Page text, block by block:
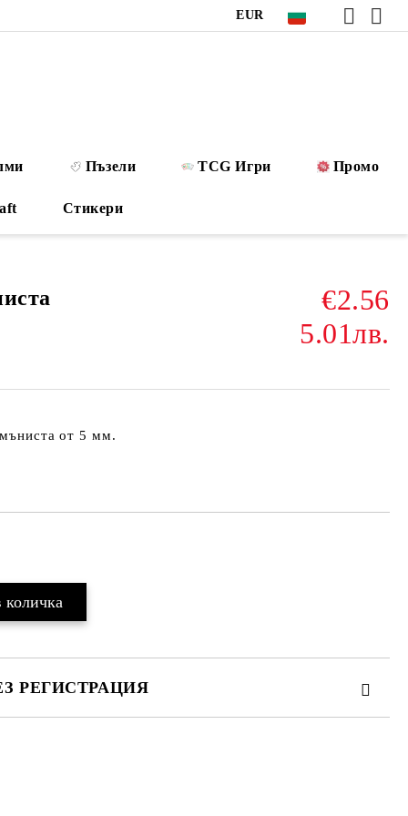
EUR
Пъзели TCG Игри Промо
Стикери
€2.56
5.01лв.
от 5 мм.
РЕГИСТРАЦИЯ